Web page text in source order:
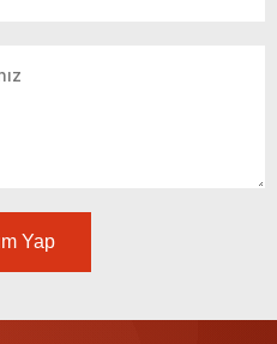
Yap